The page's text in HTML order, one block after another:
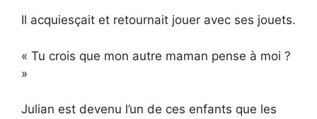
Il acquiesçait et retournait jouer avec ses jouets.
« Tu crois que mon autre maman pense à moi ?
»
Julian est devenu l’un de ces enfants que les